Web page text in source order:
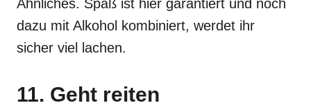
Ähnliches. Spaß ist hier garantiert und noch
dazu mit Alkohol kombiniert, werdet ihr
sicher viel lachen.
11. Geht reiten